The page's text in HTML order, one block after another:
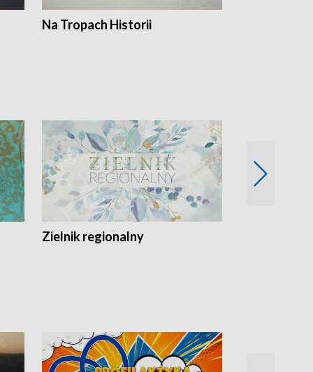
Na Tropach Historii
Zielnik regionalny